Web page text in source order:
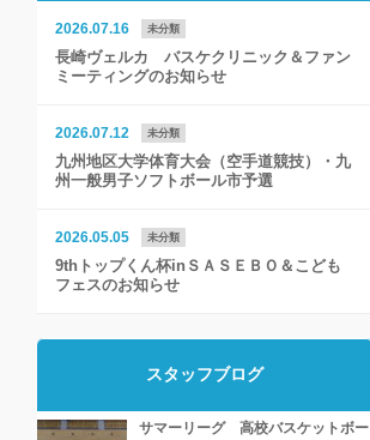
2026.07.16 未分類
長崎ヴェルカ バスケクリニック＆ファン
ミーティングのお知らせ
2026.07.12 未分類
九州地区大学体育大会（空手道競技）・九
州一般男子ソフトボール市予選
2026.05.05 未分類
9thトップくん杯inＳＡＳＥＢＯ＆こども
フェスのお知らせ
スタッフブログ
サマーリーグ 高校バスケットボー